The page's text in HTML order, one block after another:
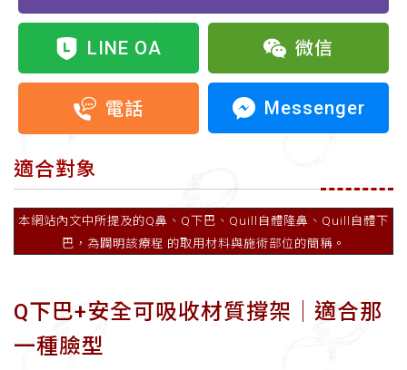
LINE OA 微信
電話 Messenger
適合對象
本網站內文中所提及的Q鼻、Q下巴、Quill自體隆鼻、Quill自體下
巴，為闢明該療程 的取用材料與施術部位的簡稱。
Q下巴+安全可吸收材質撐架│適合那
一種臉型